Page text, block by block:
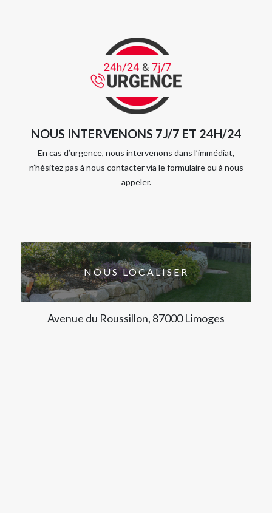
NOUS INTERVENONS 7J/7 ET 24H/24
En cas d’urgence, nous intervenons dans l’immédiat,
n’hésitez pas à nous contacter via le formulaire ou à nous
appeler.
NOUS LOCALISER
Avenue du Roussillon, 87000 Limoges